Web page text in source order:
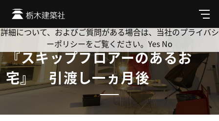
メ
ニ
ュ
『スキップフロアーのあるお
宅』 引渡し一ヵ月後
Cookie を使用して、お客様の活動を追跡してもよろしいです
か? 当社ではお客様のプライバシーを極めて重視しています。
詳細について、およびご質問がある場合は、当社のプライバシ
ーポリシーをご覧ください。 Yes No